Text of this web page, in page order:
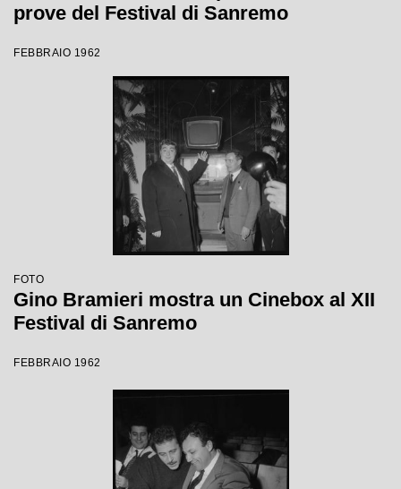
prove del Festival di Sanremo
FEBBRAIO 1962
FOTO
Gino Bramieri mostra un Cinebox al XII
Festival di Sanremo
FEBBRAIO 1962